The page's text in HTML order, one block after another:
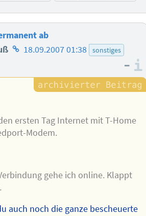
ab
Homepage
Autors
18.09.2007 01:38 sonstiges
–
ersten Tag Internet mit T-Home
Modem.
gehe ich online. Klappt
auch noch die ganze bescheuerte